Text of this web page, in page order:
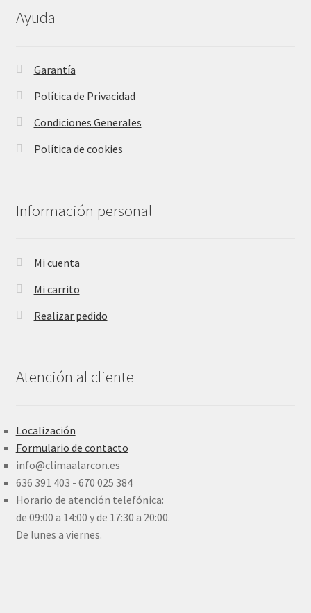
Ayuda
Garantía
Política de Privacidad
Condiciones Generales
Política de cookies
Información personal
Mi cuenta
Mi carrito
Realizar pedido
Atención al cliente
Localización
Formulario de contacto
info@climaalarcon.es
636 391 403 - 670 025 384
Horario de atención telefónica:
de 09:00 a 14:00 y de 17:30 a 20:00.
De lunes a viernes.